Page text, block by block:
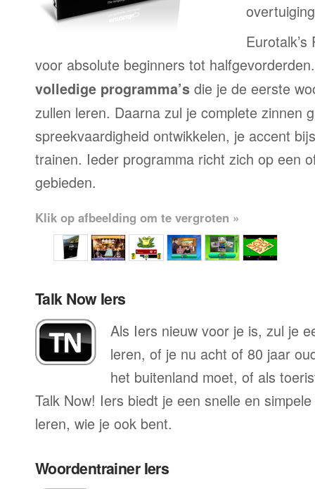
voor absolute beginners tot
volledige programma’s die je de eerste
zullen leren. Daarna zul je complete zinnen
spreekvaardigheid ontwikkelen, je accent
trainen. Ieder programma richt zich op een
gebieden.
Klik op afbeelding om te vergroten »
Talk Now Iers
Als Iers nieuw voor je is, zul je
leren, of je nu acht of 80 jaar
het buitenland moet, of als
Talk Now! Iers biedt je een snelle en
leren, wie je ook bent.
Woordentrainer Iers